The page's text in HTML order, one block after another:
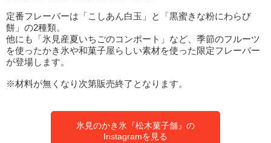
定番フレーバーは「こしあん白玉」と「黒蜜きな粉にわらび
餅」の2種類。
他にも「氷見産夏いちごのコンポート」など、季節のフルーツ
を使ったかき氷や和菓子屋らしい素材を使った限定フレーバー
が登場します。
※材料が無くなり次第販売終了となります。
氷見のかき氷『松木菓子舗』の
Instagramを見る